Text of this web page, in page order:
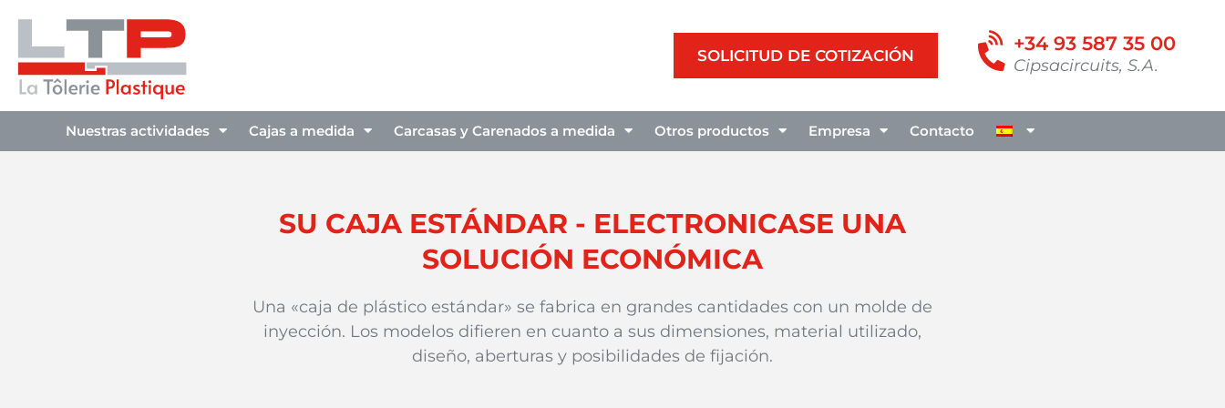
SOLICITUD DE COTIZACIÓN
+34 93 587 35 00
Cipsacircuits, S.A.
Nuestras actividades Cajas a medida Carcasas y Carenados a medida Otros productos Empresa Contacto
SU CAJA ESTÁNDAR - ELECTRONICASE UNA
SOLUCIÓN ECONÓMICA
Una «caja de plástico estándar» se fabrica en grandes cantidades con un molde de
inyección. Los modelos difieren en cuanto a sus dimensiones, material utilizado,
diseño, aberturas y posibilidades de fijación.